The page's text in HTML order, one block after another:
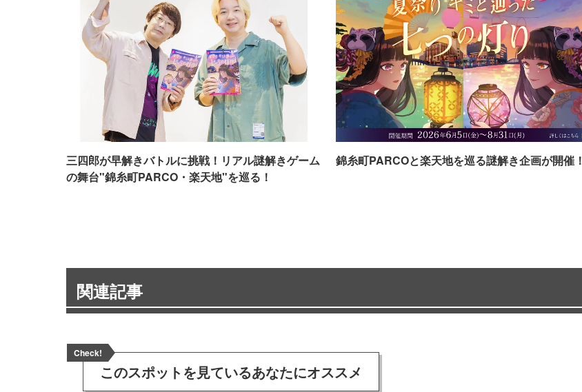
三四郎が早解きバトルに挑戦！リアル謎解きゲーム
の舞台"錦糸町PARCO・楽天地"を巡る！
錦糸町PARCOと楽天地を巡る謎解き企画が開催！
関連記事
Check!
このスポットを見ているあなたにオススメ